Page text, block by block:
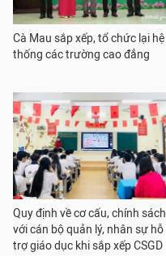
Cà Mau sắp xếp, tổ chức lại hệ
thống các trường cao đẳng
Quy định về cơ cấu, chính sách
với cán bộ quản lý, nhân sự hỗ
trợ giáo dục khi sắp xếp CSGD